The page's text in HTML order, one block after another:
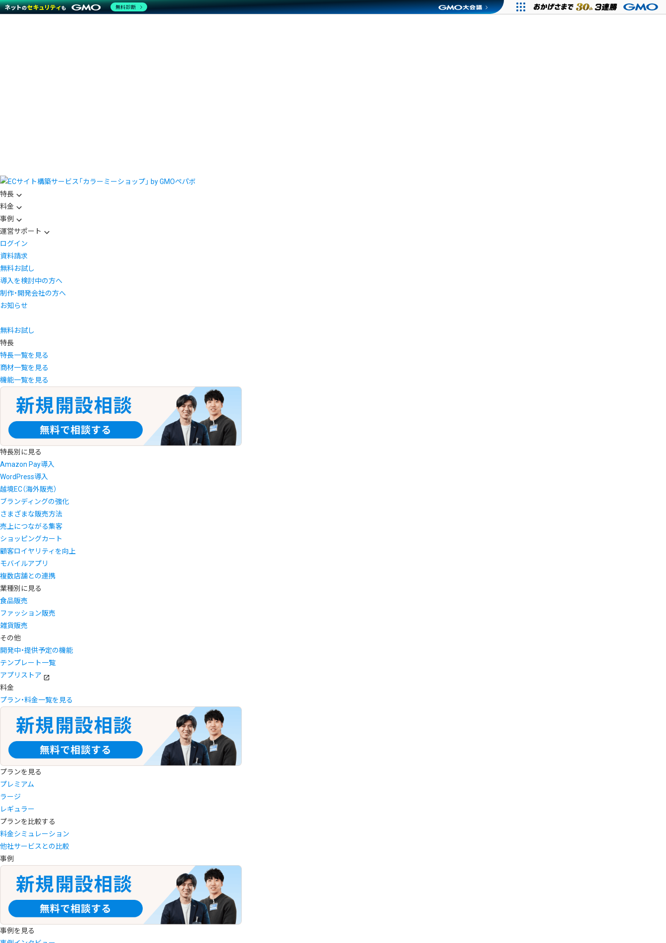
特長
料金
事例
運営サポート
ログイン
資料請求
無料お試し
導入を検討中の方へ
制作・開発会社の方へ
お知らせ
無料お試し
特長
特長一覧を見る
商材一覧を見る
機能一覧を見る
特長別に見る
Amazon Pay導入
WordPress導入
越境EC（海外販売）
ブランディングの強化
さまざまな販売方法
売上につながる集客
ショッピングカート
顧客ロイヤリティを向上
モバイルアプリ
複数店舗との連携
業種別に見る
食品販売
ファッション販売
雑貨販売
その他
開発中・提供予定の機能
テンプレート一覧
アプリストア
料金
プラン・料金一覧を見る
プランを見る
プレミアム
ラージ
レギュラー
プランを比較する
料金シミュレーション
他社サービスとの比較
事例
事例を見る
無料診断